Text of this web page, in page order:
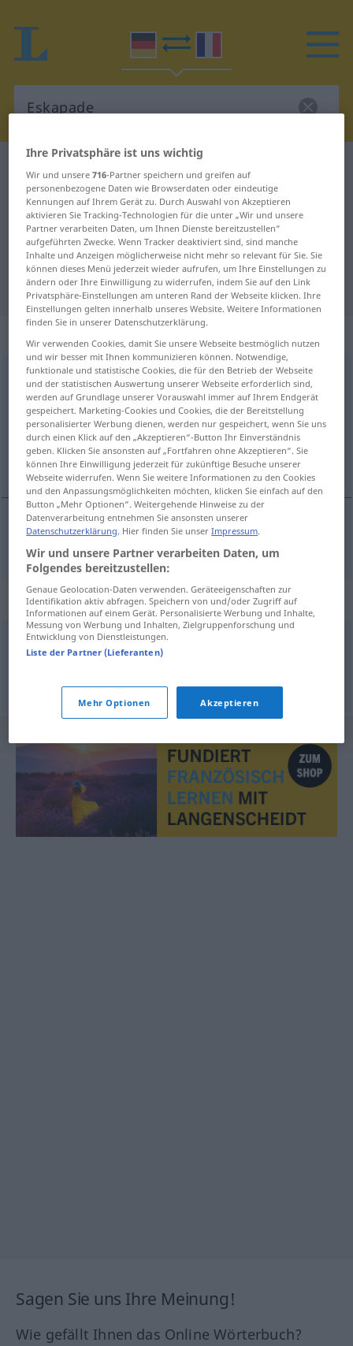
Deutsch-Französisch Übersetzung
für "Eskapade"
"Eskapade" Französisch
Übersetzung
„Eskapade“ : Femininum
Eskapade [ɛskaˈpaːdə]f <Eskapade;Eskapaden>
Übersicht aller Übersetzungen
(Für mehr Details die Übersetzung anklicken/antippen)
frasque
Eskapade
Synonyme für "Eskapade"
Kapriole,Mätzchen (ugs.),
© OpenThesaurus.de
Sagen Sie uns Ihre Meinung!
Wie gefällt Ihnen das Online Wörterbuch?
Ihre Privatsphäre ist uns wichtig
Wir und unsere716-Partner speichern und greifen auf
personenbezogene Daten wie Browserdaten oder eindeutige
Kennungen auf Ihrem Gerät zu. Durch Auswahl von Akzeptieren
aktivieren Sie Tracking-Technologien für die unter „Wir und unsere
Partner verarbeiten Daten, um Ihnen Dienste bereitzustellen“
aufgeführten Zwecke. Wenn Tracker deaktiviert sind, sind manche
Inhalte und Anzeigen möglicherweise nicht mehr so relevant für Sie. Sie
können dieses Menü jederzeit wieder aufrufen, um Ihre Einstellungen zu
ändern oder Ihre Einwilligung zu widerrufen, indem Sie auf den Link
Privatsphäre-Einstellungen am unteren Rand der Webseite klicken. Ihre
Einstellungen gelten innerhalb unseres Website. Weitere Informationen
finden Sie in unserer Datenschutzerklärung.
Wir verwenden Cookies, damit Sie unsere Webseite bestmöglich nutzen
und wir besser mit Ihnen kommunizieren können. Notwendige,
funktionale und statistische Cookies, die für den Betrieb der Webseite
und der statistischen Auswertung unserer Webseite erforderlich sind,
werden auf Grundlage unserer Vorauswahl immer auf Ihrem Endgerät
gespeichert. Marketing-Cookies und Cookies, die der Bereitstellung
personalisierter Werbung dienen, werden nur gespeichert, wenn Sie uns
durch einen Klick auf den „Akzeptieren“-Button Ihr Einverständnis
geben. Klicken Sie ansonsten auf „Fortfahren ohne Akzeptieren“. Sie
können Ihre Einwilligung jederzeit für zukünftige Besuche unserer
Webseite widerrufen. Wenn Sie weitere Informationen zu den Cookies
und den Anpassungsmöglichkeiten möchten, klicken Sie einfach auf den
Button „Mehr Optionen“. Weitergehende Hinweise zu der
Datenverarbeitung entnehmen Sie ansonsten unserer
Datenschutzerklärung. Hier finden Sie unserImpressum.
Wir und unsere Partner verarbeiten Daten, um
Folgendes bereitzustellen:
Genaue Geolocation-Daten verwenden. Geräteeigenschaften zur
Identifikation aktiv abfragen. Speichern von und/oder Zugriff auf
Informationen auf einem Gerät. Personalisierte Werbung und Inhalte,
Messung von Werbung und Inhalten, Zielgruppenforschung und
Entwicklung von Dienstleistungen.
Liste der Partner (Lieferanten)
Mehr Optionen Akzeptieren